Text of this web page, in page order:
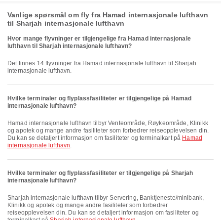
Vanlige spørsmål om fly fra Hamad internasjonale lufthavn
til Sharjah internasjonale lufthavn
Hvor mange flyvninger er tilgjengelige fra Hamad internasjonale
lufthavn til Sharjah internasjonale lufthavn?
Det finnes 14 flyvninger fra Hamad internasjonale lufthavn til Sharjah
internasjonale lufthavn.
Hvilke terminaler og flyplassfasiliteter er tilgjengelige på Hamad
internasjonale lufthavn?
Hamad internasjonale lufthavn tilbyr Venteområde, Røykeområde, Klinikk
og apotek og mange andre fasiliteter som forbedrer reiseopplevelsen din.
Du kan se detaljert informasjon om fasiliteter og terminalkart på Hamad
internasjonale lufthavn.
Hvilke terminaler og flyplassfasiliteter er tilgjengelige på Sharjah
internasjonale lufthavn?
Sharjah internasjonale lufthavn tilbyr Servering, Banktjeneste/minibank,
Klinikk og apotek og mange andre fasiliteter som forbedrer
reiseopplevelsen din. Du kan se detaljert informasjon om fasiliteter og